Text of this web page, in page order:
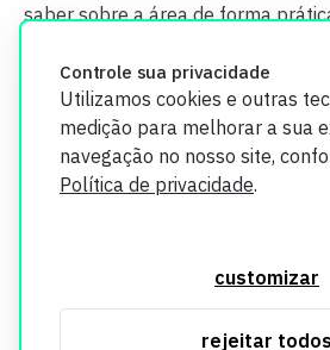
Controle sua privacidade
Utilizamos cookies e outras
medição para melhorar a sua
navegação no nosso site,
Política de privacidade.
customizar
rejeitar todos
saber sobre a área de forma
segurança. Todos os dados coletados
utilizados exclusivamente para fins de
informações, consulte nossa Política de